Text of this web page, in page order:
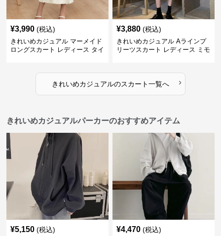
¥3,990 (税込)
きれいめカジュアル マーメイド
ロングスカート レディース タイ
¥3,880 (税込)
きれいめカジュアル Aラインプ
リーツスカート レディース ミモ
きれいめカジュアルのスカート一覧へ ›
きれいめカジュアルパーカーのおすすめアイテム
¥5,150 (税込) ¥4,470 (税込)